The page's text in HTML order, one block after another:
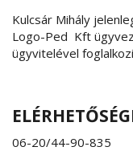
Kulcsár Mihály
Logo-Ped Kft
ügyvitelével
06-20/44-90-835